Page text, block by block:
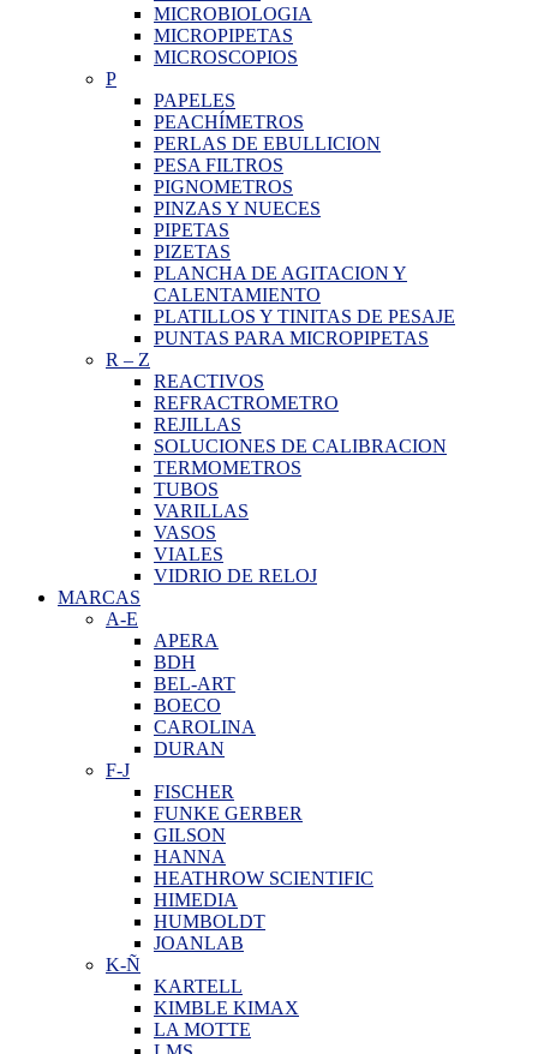
MICROBIOLOGIA
MICROPIPETAS
MICROSCOPIOS
P
PAPELES
PEACHÍMETROS
PERLAS DE EBULLICION
PESA FILTROS
PIGNOMETROS
PINZAS Y NUECES
PIPETAS
PIZETAS
PLANCHA DE AGITACION Y
CALENTAMIENTO
PLATILLOS Y TINITAS DE PESAJE
PUNTAS PARA MICROPIPETAS
R – Z
REACTIVOS
REFRACTROMETRO
REJILLAS
SOLUCIONES DE CALIBRACION
TERMOMETROS
TUBOS
VARILLAS
VASOS
VIALES
VIDRIO DE RELOJ
MARCAS
A-E
APERA
BDH
BEL-ART
BOECO
CAROLINA
DURAN
F-J
FISCHER
FUNKE GERBER
GILSON
HANNA
HEATHROW SCIENTIFIC
HIMEDIA
HUMBOLDT
JOANLAB
K-Ñ
KARTELL
KIMBLE KIMAX
LA MOTTE